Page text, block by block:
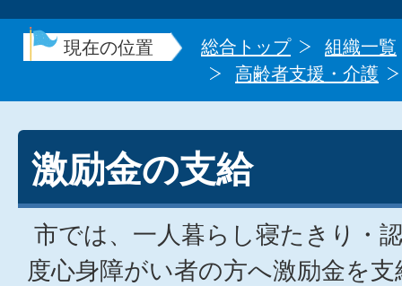
現在の位置 総合トップ
組織一覧
高齢者支援・介護
激励金の支給
市では、一人暮らし寝たきり・
度心身障がい者の方へ激励金を